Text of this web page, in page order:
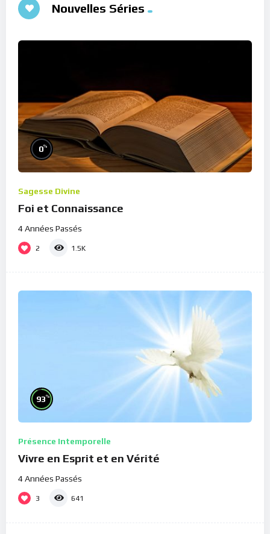
Nouvelles Séries
0%
Sagesse Divine
Foi et Connaissance
4 Années Passés
2 1.5K
93%
Présence Intemporelle
Vivre en Esprit et en Vérité
4 Années Passés
3 641